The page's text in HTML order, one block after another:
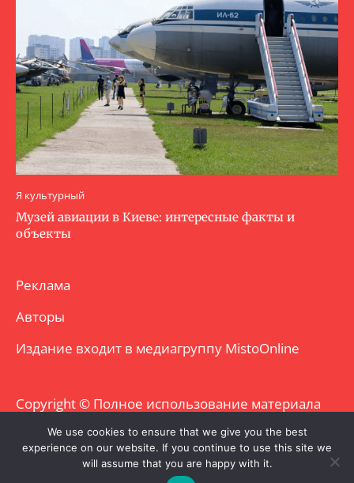
Я культурный
Музей авиации в Киеве: интересные факты и
объекты
Реклама
Авторы
Издание входит в медиагруппу MistoOnline
Copyright © Полное использование материала
запрещено. Частично разрешено с
гиперссылкой.
We use cookies to ensure that we give you the best
experience on our website. If you continue to use this site we
will assume that you are happy with it.